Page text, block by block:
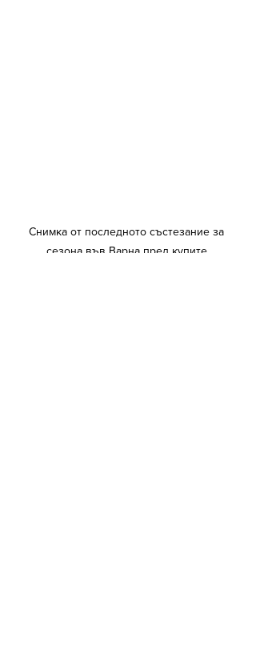
Снимка от последното състезание за
сезона във Варна пред купите.